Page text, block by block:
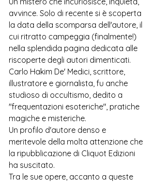
avvince. Solo di recente si è scoperta
la data della scomparsa dell'autore, il
cui ritratto campeggia (finalmente!)
nella splendida pagina dedicata alle
riscoperte degli autori dimenticati.
Carlo Hakim De' Medici, scrittore,
illustratore e giornalista, fu anche
studioso di occultismo, dedito a
"frequentazioni esoteriche", pratiche
magiche e misteriche.
Un profilo d'autore denso e
meritevole della molta attenzione che
la ripubblicazione di Cliquot Edizioni
ha suscitato.
Tra le sue opere, accanto a queste